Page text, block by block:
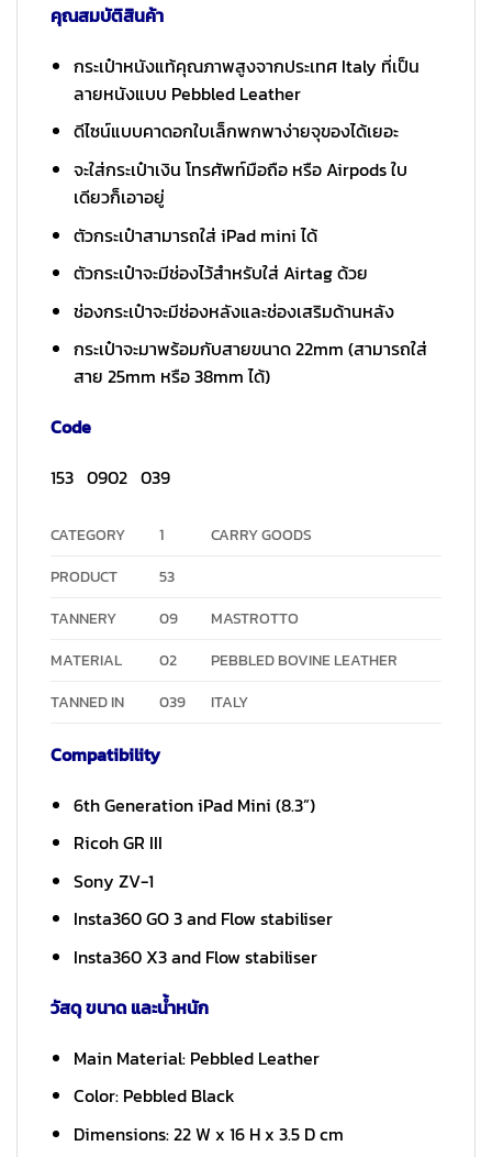
คุณสมบัติสินค้า
กระเป๋าหนังแท้คุณภาพสูงจากประเทศ Italy ที่เป็น
ลายหนังแบบ Pebbled Leather
ดีไซน์แบบคาดอกใบเล็กพกพาง่ายจุของได้เยอะ
จะใส่กระเป๋าเงิน โทรศัพท์มือถือ หรือ Airpods ใบ
เดียวก็เอาอยู่
ตัวกระเป๋าสามารถใส่ iPad mini ได้
ตัวกระเป๋าจะมีช่องไว้สำหรับใส่ Airtag ด้วย
ช่องกระเป๋าจะมีช่องหลังและช่องเสริมด้านหลัง
กระเป๋าจะมาพร้อมกับสายขนาด 22mm (สามารถใส่
สาย 25mm หรือ 38mm ได้)
Code
153 0902 039
CATEGORY 1
CARRY GOODS
PRODUCT
53
TANNERY
09
MASTROTTO
MATERIAL
02
PEBBLED BOVINE LEATHER
TANNED IN
039 ITALY
Compatibility
6th Generation iPad Mini (8.3”)
Ricoh GR III
Sony ZV-1
Insta360 GO 3 and Flow stabiliser
Insta360 X3 and Flow stabiliser
วัสดุ ขนาด และน้ำหนัก
Main Material: Pebbled Leather
Color: Pebbled Black
Dimensions: 22 W x 16 H x 3.5 D cm